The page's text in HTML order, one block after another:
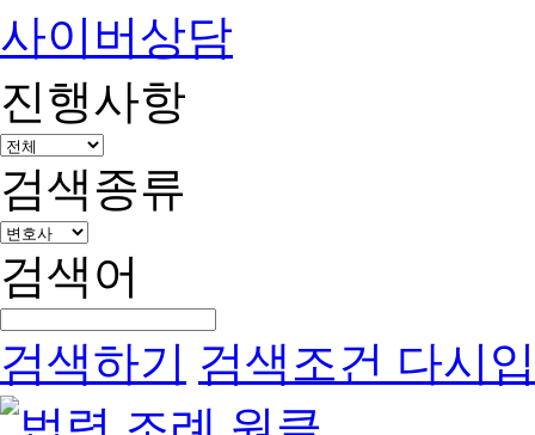
사이버상담
진행사항
검색종류
검색어
검색하기 검색조건 다시